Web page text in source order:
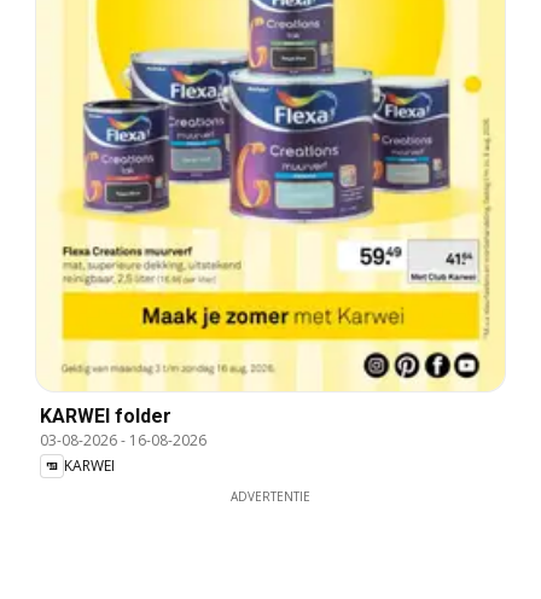
KARWEI folder
03-08-2026- 16-08-2026
KARWEI
ADVERTENTIE